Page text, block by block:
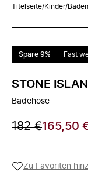
Titelseite/Kinder/
Spare 9% Fast
STONE
Badehose
182 €165,50
Zu Favoriten